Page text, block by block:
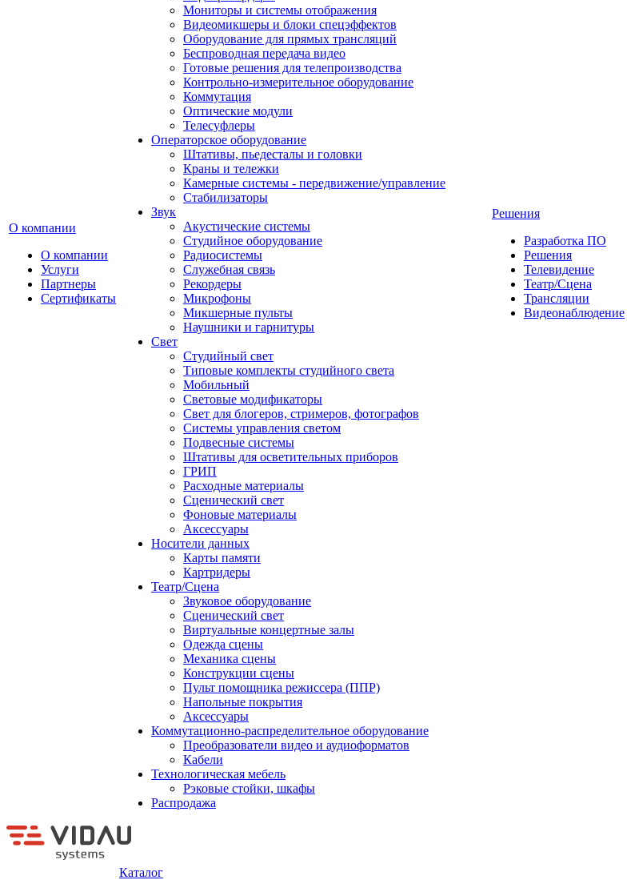
О компании
О компании
Услуги
Партнеры
Сертификаты
Мониторы и системы отображения
Видеомикшеры и блоки спецэффектов
Оборудование для прямых трансляций
Беспроводная передача видео
Готовые решения для телепроизводства
Контрольно-измерительное оборудование
Коммутация
Оптические модули
Телесуфлеры
Операторское оборудование
Штативы, пьедесталы и головки
Краны и тележки
Камерные системы - передвижение/управление
Стабилизаторы
Звук
Акустические системы
Студийное оборудование
Радиосистемы
Служебная связь
Рекордеры
Микрофоны
Микшерные пульты
Наушники и гарнитуры
Свет
Студийный свет
Типовые комплекты студийного света
Мобильный
Световые модификаторы
Свет для блогеров, стримеров, фотографов
Системы управления светом
Подвесные системы
Штативы для осветительных приборов
ГРИП
Расходные материалы
Сценический свет
Фоновые материалы
Аксессуары
Носители данных
Карты памяти
Картридеры
Театр/Сцена
Звуковое оборудование
Сценический свет
Виртуальные концертные залы
Одежда сцены
Механика сцены
Конструкции сцены
Пульт помощника режиссера (ППР)
Напольные покрытия
Аксессуары
Коммутационно-распределительное оборудование
Преобразователи видео и аудиоформатов
Кабели
Технологическая мебель
Рэковые стойки, шкафы
Распродажа
Решения
Разработка ПО
Решения
Телевидение
Театр/Сцена
Трансляции
Видеонаблюдение
Каталог